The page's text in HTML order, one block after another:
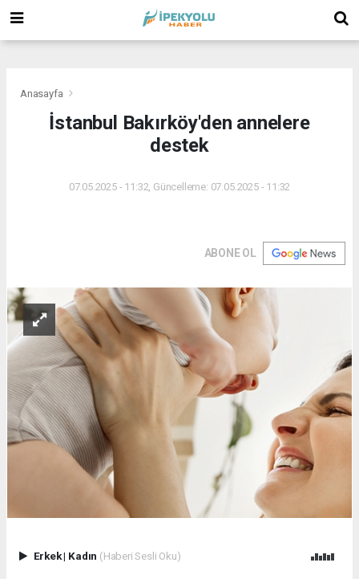
Anasayfa
İstanbul Bakırköy'den annelere
destek
07.05.2025 - 11:32, Güncelleme: 07.05.2025 - 11:32
ABONE OL
Erkek| Kadın (Haberi Sesli Oku)